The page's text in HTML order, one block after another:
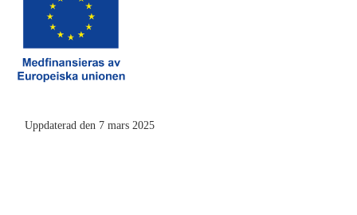
Uppdaterad den 7 mars 2025